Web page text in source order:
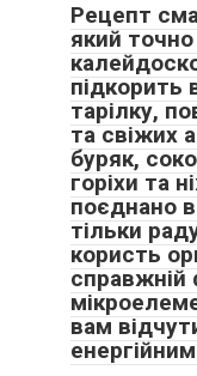
Рецепт
який
підкорить
тарілку,
та свіжих
буряк,
горіхи та
поєднано
тільки
користь
справжній
вам